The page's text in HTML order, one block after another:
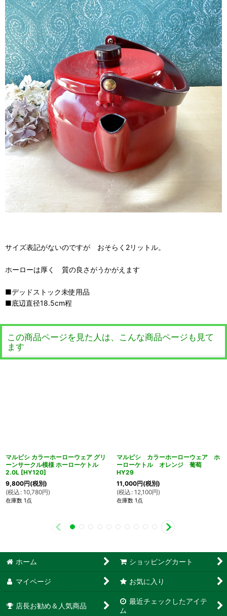
サイズ表記がないのですが おそらく2リットル。
ホーローは厚く 質の良さがうかがえます
■デッドストック未使用品
■底辺直径18.5cm程
この商品ページを見た人は、こんな商品ページも見て
ます
マルビシ カラーホーローウェア グリ
ーンサークル模様 ホーローケトル
2.0L [HY120]
9,800円(税別)
(税込 : 10,780円)
在庫数 1点
マルビシ カラーホーローウェア ホ
ーローケトル オレンジ 葡萄
HY29
11,000円(税別)
(税込 : 12,100円)
在庫数 1点
ホーム ショッピングカート
マイページ お気に入り
店長お勧め＆人気商品
最近チェックしたアイテ
ム